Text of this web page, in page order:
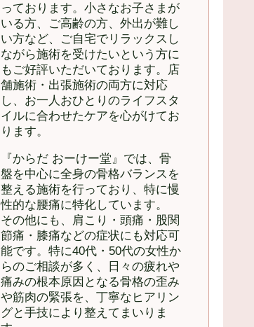
っております。小さなお子さまが
いる方、ご高齢の方、外出が難し
い方など、ご自宅でリラックスし
ながら施術を受けたいという方に
もご好評いただいております。店
舗施術・出張施術の両方に対応
し、お一人おひとりのライフスタ
イルに合わせたケアを心がけてお
ります。
『からだ おーけー堂』では、骨
盤を中心に全身の骨格バランスを
整える施術を行っており、特に慢
性的な腰痛に特化しています。
その他にも、肩こり・頭痛・股関
節痛・膝痛などの症状にも対応可
能です。特に40代・50代の女性か
らのご相談が多く、日々の疲れや
痛みの根本原因となる骨格の歪み
や筋肉の緊張を、丁寧なヒアリン
グと手技により整えてまいりま